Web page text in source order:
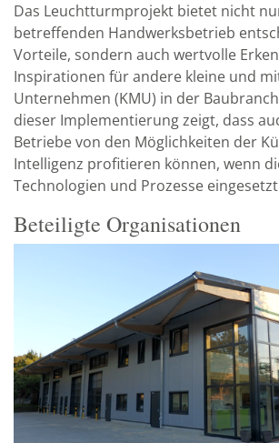
Das Leuchtturmprojekt bietet nicht
betreffenden Handwerksbetrieb
Vorteile, sondern auch wertvolle
Inspirationen für andere kleine und
Unternehmen (KMU) in der
dieser Implementierung zeigt, dass
Betriebe von den Möglichkeiten der
Intelligenz profitieren können, wenn
Technologien und Prozesse
Beteiligte Organisationen